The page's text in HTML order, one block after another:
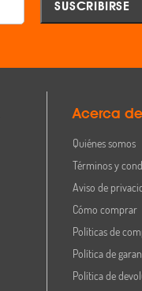
Acerca
Quiénes somos
Términos y
Aviso de
Cómo comprar
Políticas de
Política de
Política de